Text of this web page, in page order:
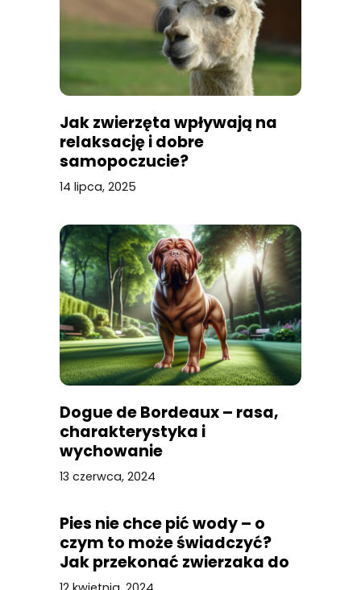
Jak zwierzęta wpływają na
relaksację i dobre
samopoczucie?
14 lipca, 2025
Dogue de Bordeaux – rasa,
charakterystyka i
wychowanie
13 czerwca, 2024
Pies nie chce pić wody – o
czym to może świadczyć?
Jak przekonać zwierzaka do
picia?